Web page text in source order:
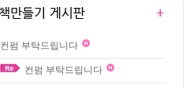
컨펌 부탁드립니다
컨펌 부탁드립니다